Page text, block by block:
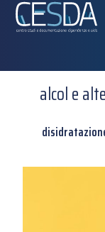
alcol e